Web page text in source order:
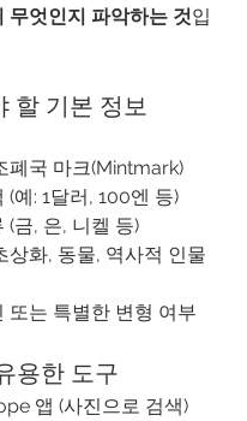
무엇인지 파악하는 것입
할 기본 정보
폐국 마크(Mintmark)
(예: 1달러, 100엔 등)
(금, 은, 니켈 등)
상화, 동물, 역사적 인물
또는 특별한 변형 여부
용한 도구
앱 (사진으로 검색)